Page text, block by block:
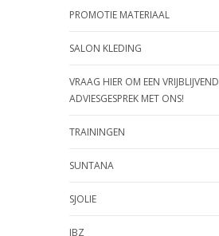
PROMOTIE MATERIAAL
SALON KLEDING
VRAAG HIER OM EEN VRIJBLIJVEND
ADVIESGESPREK MET ONS!
TRAININGEN
SUNTANA
SJOLIE
IBZ